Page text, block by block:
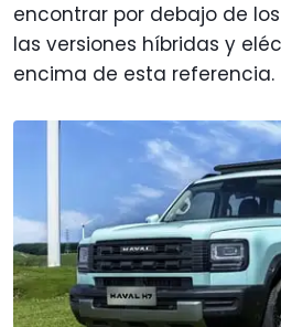
encontrar por debajo de
las versiones híbridas y
encima de esta referencia.